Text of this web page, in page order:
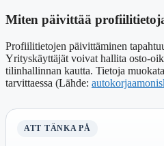
Miten päivittää
Profiilitietojen päivittäminen
Yrityskäyttäjät voivat hallita osto-
tilinhallinnan kautta. Tietoja
tarvittaessa (Lähde:
ATT TÄNKA PÅ